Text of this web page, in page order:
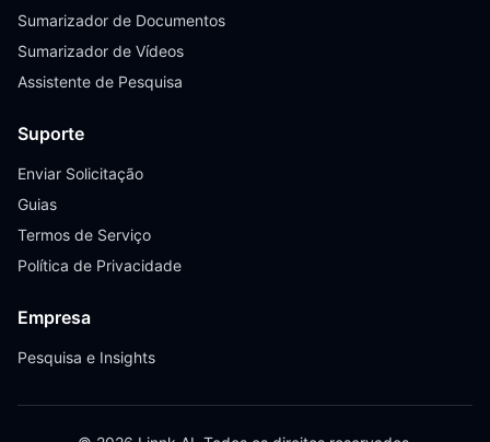
Sumarizador de Documentos
Sumarizador de Vídeos
Assistente de Pesquisa
Suporte
Enviar Solicitação
Guias
Termos de Serviço
Política de Privacidade
Empresa
Pesquisa e Insights